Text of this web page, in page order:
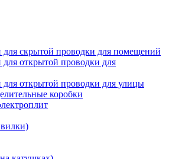
для скрытой проводки для помещений
открытой проводки для
открытой проводки для улицы
коробки